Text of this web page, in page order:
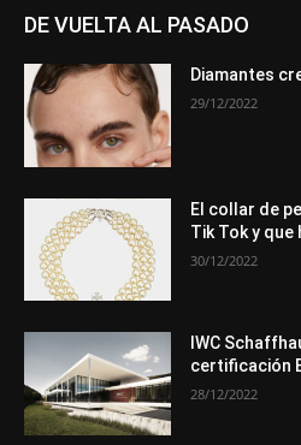
DE VUELTA AL PASADO
Diamantes
29/12/2022
El collar de
Tik Tok y
30/12/2022
IWC
certificación
28/12/2022